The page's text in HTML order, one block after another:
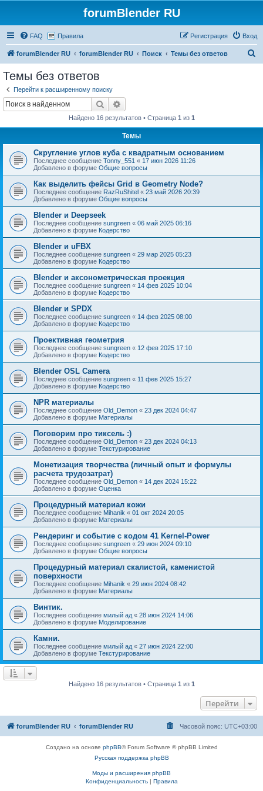
forumBlender RU
FAQ Правила Вход
Регистрация
forumBlender RU forumBlender RU Поиск Темы без ответов
Темы без ответов
Перейти к расширенному поиску
Поиск
Найдено 16 результатов • Страница 1 из 1
Темы
Скругление углов куба с квадратным основанием
Последнее сообщение Tonny_551 « 17 июн 2026 11:26
Добавлено в форуме Общие вопросы
Как выделить фейсы Grid в Geometry Node?
Последнее сообщение RazRuShitel « 23 май 2026 20:39
Добавлено в форуме Общие вопросы
Blender и Deepseek
Последнее сообщение sungreen « 06 май 2025 06:16
Добавлено в форуме Кодерство
Blender и uFBX
Последнее сообщение sungreen « 29 мар 2025 05:23
Добавлено в форуме Кодерство
Blender и аксонометрическая проекция
Последнее сообщение sungreen « 14 фев 2025 10:04
Добавлено в форуме Кодерство
Blender и SPDX
Последнее сообщение sungreen « 14 фев 2025 08:00
Добавлено в форуме Кодерство
Проективная геометрия
Последнее сообщение sungreen « 12 фев 2025 17:10
Добавлено в форуме Кодерство
Blender OSL Camera
Последнее сообщение sungreen « 11 фев 2025 15:27
Добавлено в форуме Кодерство
NPR материалы
Последнее сообщение Old_Demon « 23 дек 2024 04:47
Добавлено в форуме Материалы
Поговорим про тиксель :)
Последнее сообщение Old_Demon « 23 дек 2024 04:13
Добавлено в форуме Текстурирование
Монетизация творчества (личный опыт и формулы
расчета трудозатрат)
Последнее сообщение Old_Demon « 14 дек 2024 15:22
Добавлено в форуме Оценка
Процедурный материал кожи
Последнее сообщение Mihanik « 01 окт 2024 20:05
Добавлено в форуме Материалы
Рендеринг и событие с кодом 41 Kernel-Power
Последнее сообщение sungreen « 29 июн 2024 09:10
Добавлено в форуме Общие вопросы
Процедурный материал скалистой, каменистой
поверхности
Последнее сообщение Mihanik « 29 июн 2024 08:42
Добавлено в форуме Материалы
Винтик.
Последнее сообщение милый ад « 28 июн 2024 14:06
Добавлено в форуме Моделирование
Камни.
Последнее сообщение милый ад « 27 июн 2024 22:00
Добавлено в форуме Текстурирование
Найдено 16 результатов • Страница 1 из 1
Перейти
forumBlender RU forumBlender RU Часовой пояс: UTC+03:00
Создано на основе phpBB® Forum Software © phpBB Limited
Русская поддержка phpBB
Моды и расширения phpBB
Конфиденциальность| Правила